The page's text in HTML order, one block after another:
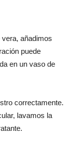
añadimos
puede
en un vaso de
correctamente.
lavamos la